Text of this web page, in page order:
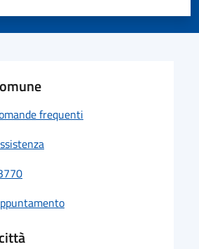
5 stelle su 5
su 5
su 5
5
frequenti